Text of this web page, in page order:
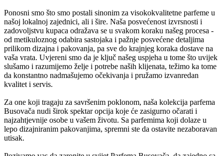
Ponosni smo što smo postali sinonim za visokokvalitetne parfeme u
našoj lokalnoj zajednici, ali i šire. Naša posvećenost izvrsnosti i
zadovoljstvu kupaca odražava se u svakom koraku našeg procesa -
od metikuloznog odabira sastojaka i pažnje posvećene detaljima
prilikom dizajna i pakovanja, pa sve do krajnjeg koraka dostave na
vaša vrata. Uvjereni smo da je ključ našeg uspjeha u tome što uvijek
slušamo i razumijemo želje i potrebe naših klijenata, težimo ka tome
da konstantno nadmašujemo očekivanja i pružamo izvanredan
kvalitet i servis.
Za one koji tragaju za savršenim poklonom, naša kolekcija parfema
Busovača nudi širok spektar opcija koje će zasigurno očarati i
najzahtjevnije osobe u vašem životu. Sa parfemima koji dolaze u
lepo dizajniranim pakovanjima, spremni ste da ostavite nezaboravan
utisak.